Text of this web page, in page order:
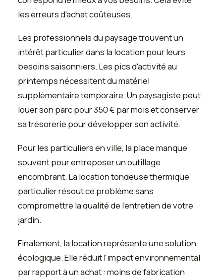
les erreurs d'achat coûteuses.
Les professionnels du paysage trouvent un
intérêt particulier dans la location pour leurs
besoins saisonniers. Les pics d'activité au
printemps nécessitent du matériel
supplémentaire temporaire. Un paysagiste peut
louer son parc pour 350 € par mois et conserver
sa trésorerie pour développer son activité.
Pour les particuliers en ville, la place manque
souvent pour entreposer un outillage
encombrant. La location tondeuse thermique
particulier résout ce problème sans
compromettre la qualité de l'entretien de votre
jardin.
Finalement, la location représente une solution
écologique. Elle réduit l'impact environnemental
par rapport à un achat : moins de fabrication